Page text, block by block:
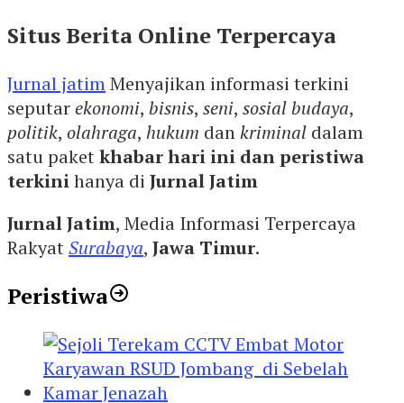
Situs Berita Online Terpercaya
Jurnal jatimMenyajikan informasi terkini
seputarekonomi, bisnis, seni, sosial budaya,
politik, olahraga, hukum dankriminal dalam
satu paketkhabar hari ini dan peristiwa
terkinihanya di Jurnal Jatim
Jurnal Jatim, Media Informasi Terpercaya
RakyatSurabaya, Jawa Timur.
Peristiwa